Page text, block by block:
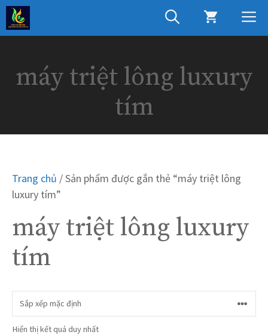
Chuyển
đến
nội
máy triệt lông luxury
tím
Trang chủ / Sản phẩm được gắn thẻ “máy triệt lông
luxury tím”
máy triệt lông luxury
tím
Hiển thị kết quả duy nhất